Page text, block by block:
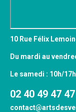
10 Rue Félix
Du mardi au
Le samedi : 10h/17h
02 40 49 47 47